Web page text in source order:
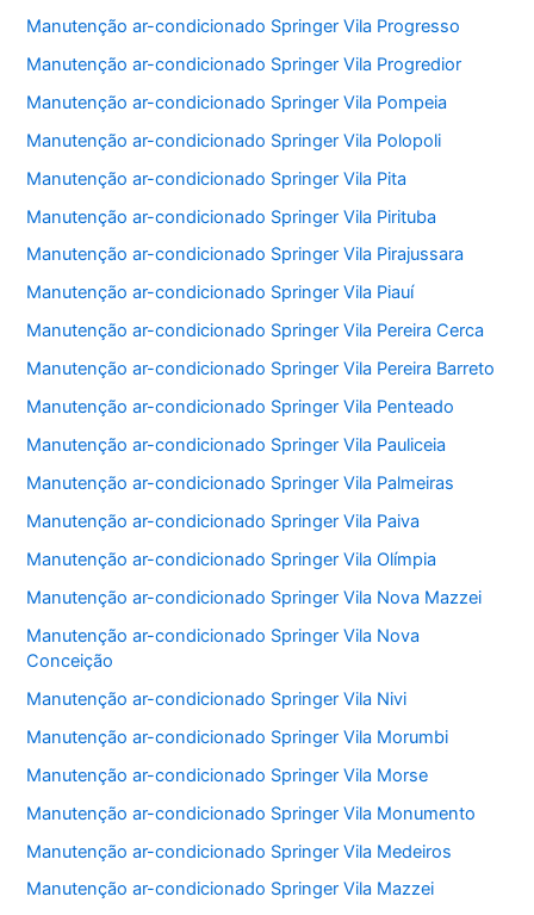
Manutenção ar-condicionado Springer Vila Progresso
Manutenção ar-condicionado Springer Vila Progredior
Manutenção ar-condicionado Springer Vila Pompeia
Manutenção ar-condicionado Springer Vila Polopoli
Manutenção ar-condicionado Springer Vila Pita
Manutenção ar-condicionado Springer Vila Pirituba
Manutenção ar-condicionado Springer Vila Pirajussara
Manutenção ar-condicionado Springer Vila Piauí
Manutenção ar-condicionado Springer Vila Pereira Cerca
Manutenção ar-condicionado Springer Vila Pereira Barreto
Manutenção ar-condicionado Springer Vila Penteado
Manutenção ar-condicionado Springer Vila Pauliceia
Manutenção ar-condicionado Springer Vila Palmeiras
Manutenção ar-condicionado Springer Vila Paiva
Manutenção ar-condicionado Springer Vila Olímpia
Manutenção ar-condicionado Springer Vila Nova Mazzei
Manutenção ar-condicionado Springer Vila Nova
Conceição
Manutenção ar-condicionado Springer Vila Nivi
Manutenção ar-condicionado Springer Vila Morumbi
Manutenção ar-condicionado Springer Vila Morse
Manutenção ar-condicionado Springer Vila Monumento
Manutenção ar-condicionado Springer Vila Medeiros
Manutenção ar-condicionado Springer Vila Mazzei